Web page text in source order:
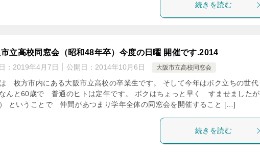
続きを読む
立高校同窓会（昭和48年卒）今度の日曜 開催です.2014
： 2019年4月7日 公開日： 2014年10月6日 大阪市立高校同窓会
枚方市内にある大阪市立高校の卒業生です。 そして今年はボク立ちの世代
んと60歳で 普通のヒトは定年です。 ボクはちょっと早く すませましたが
） ということで 仲間があつまり学年全体の同窓会を開催すること […]
続きを読む